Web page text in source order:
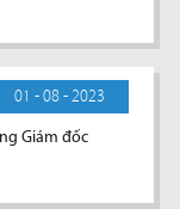
01 - 08 - 2023
Giám đốc